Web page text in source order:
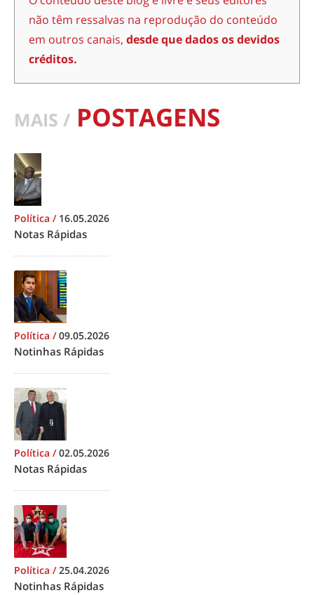
não têm ressalvas na reprodução do conteúdo
em outros canais, desde que dados os devidos
créditos.
MAIS / POSTAGENS
Política / 16.05.2026
Notas Rápidas
Política /09.05.2026
Notinhas Rápidas
Política /02.05.2026
Notas Rápidas
Política /25.04.2026
Notinhas Rápidas